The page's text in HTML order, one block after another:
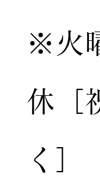
※火
休［
く］